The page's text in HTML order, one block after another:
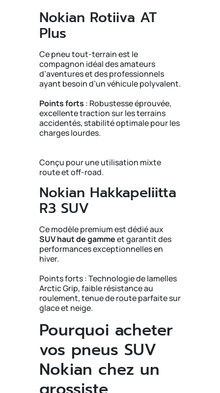
Nokian Rotiiva AT
Plus
Ce pneu tout-terrain est le
compagnon idéal des amateurs
d’aventures et des professionnels
ayant besoin d’un véhicule polyvalent.
Points forts : Robustesse éprouvée,
excellente traction sur les terrains
accidentés, stabilité optimale pour les
charges lourdes.
Conçu pour une utilisation mixte
route et off-road.
Nokian Hakkapeliitta
R3 SUV
Ce modèle premium est dédié aux
SUV haut de gammeet garantit des
performances exceptionnelles en
hiver.
Points forts : Technologie de lamelles
Arctic Grip, faible résistance au
roulement, tenue de route parfaite sur
glace et neige.
Pourquoi acheter
vos pneus SUV
Nokian chez un